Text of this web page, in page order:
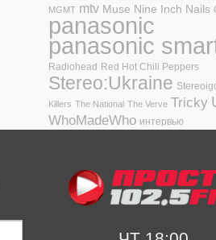
MGMT mtv Muse Nine Inch Nails
panasonic
panasonic
Radiohead Red Hot Chili Peppers
Stereo:Ukraine
Killers The National The Verve Tricky
WhoMadeWho интервью